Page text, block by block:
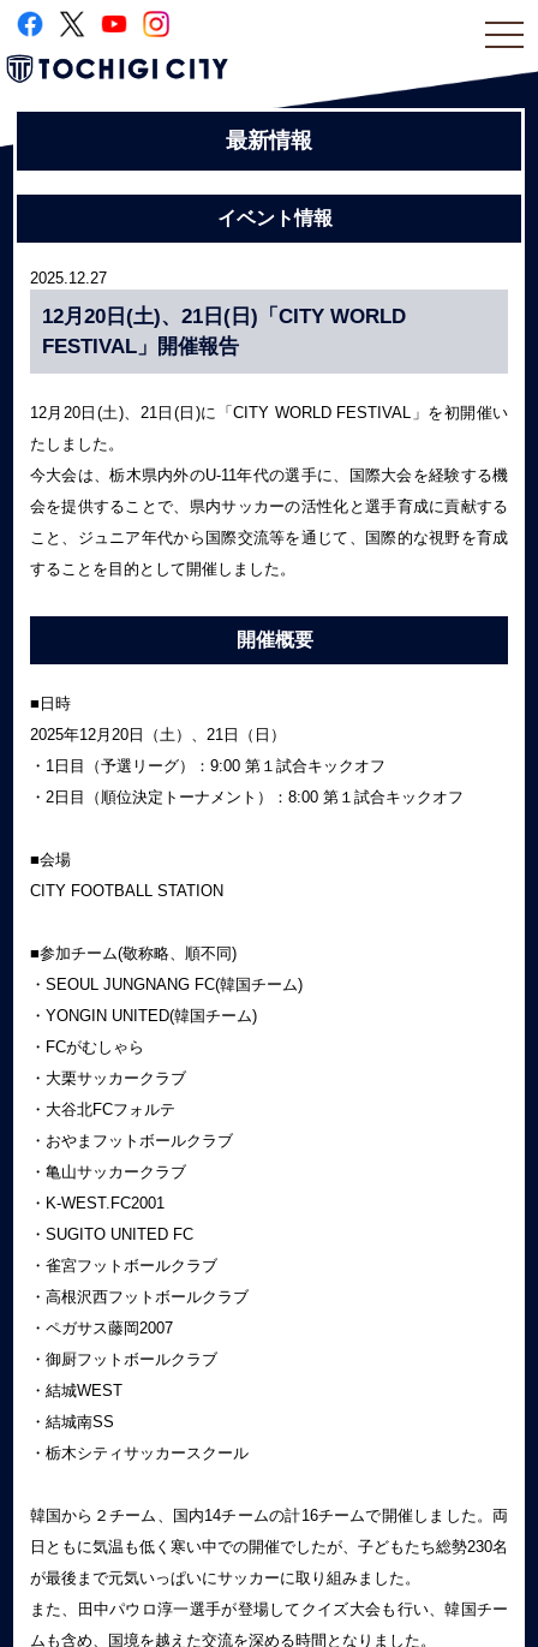
最新情報
イベント情報
2025.12.27
12月20日(土)、21日(日)「CITY WORLD
FESTIVAL」開催報告
12月20日(土)、21日(日)に「CITY WORLD FESTIVAL」を初開催い
たしました。
今大会は、栃木県内外のU-11年代の選手に、国際大会を経験する機
会を提供することで、県内サッカーの活性化と選手育成に貢献する
こと、ジュニア年代から国際交流等を通じて、国際的な視野を育成
することを目的として開催しました。
開催概要
■日時
2025年12月20日（土）、21日（日）
・1日目（予選リーグ）：9:00 第１試合キックオフ
・2日目（順位決定トーナメント）：8:00 第１試合キックオフ
■会場
CITY FOOTBALL STATION
■参加チーム(敬称略、順不同)
・SEOUL JUNGNANG FC(韓国チーム)
・YONGIN UNITED(韓国チーム)
・FCがむしゃら
・大栗サッカークラブ
・大谷北FCフォルテ
・おやまフットボールクラブ
・亀山サッカークラブ
・K-WEST.FC2001
・SUGITO UNITED FC
・雀宮フットボールクラブ
・高根沢西フットボールクラブ
・ペガサス藤岡2007
・御厨フットボールクラブ
・結城WEST
・結城南SS
・栃木シティサッカースクール
韓国から２チーム、国内14チームの計16チームで開催しました。両
日ともに気温も低く寒い中での開催でしたが、子どもたち総勢230名
が最後まで元気いっぱいにサッカーに取り組みました。
また、田中パウロ淳一選手が登場してクイズ大会も行い、韓国チー
ムも含め、国境を越えた交流を深める時間となりました。